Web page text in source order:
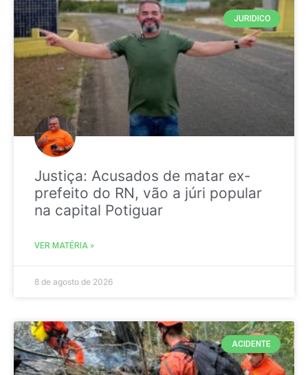
JURIDICO
Justiça: Acusados de matar ex-
prefeito do RN, vão a júri popular
na capital Potiguar
VER MATÉRIA »
8 de agosto de 2026
ACIDENTE